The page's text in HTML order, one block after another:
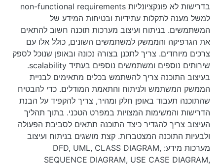
בדרישות לא פונקציונליות non-functional requirements
למשל מענה לתקלות עתידיות ובטיחות המידע של
המשתמשים. בניתוח ועיצוב מערכות תוכנה חשוב להתאים
את הגרפיקה והממשק למשתמשים השונים, כולל אלו עם
צרכים מיוחדים. צריך לתכנן בצורה נכונה ובאופן שנוכל לספק
שירותים נוספים ומשתמשים נוספים בעתיד scalability.
בעיצוב התוכנה צריך להשתמש בכלים מתאימים לבניית
הממשק המשתמש ולניתוח והתאמת המודלים. כדי להבטיח
שהתוכנה תעבוד באופן חלק ומהיר, צריך להקפיד על הבנת
הדרישות והמשימות המצויות במפרט הטכני. בתוך תהליך
העיצוב צריך להגדיר כיצד התוכנה תתאים לסביבת הפעולה
ולבעיות התוכנה המצטברות. קצת מושגים בניתוח ועיצוב
מערכות מידע: DFD, UML, CLASS DIAGRAM,
SEQUENCE DIAGRAM, USE CASE DIAGRAM,